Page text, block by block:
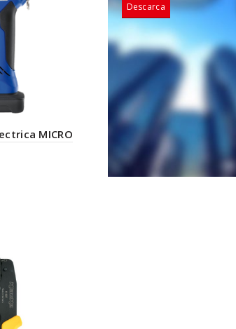
MICRO
Descarca